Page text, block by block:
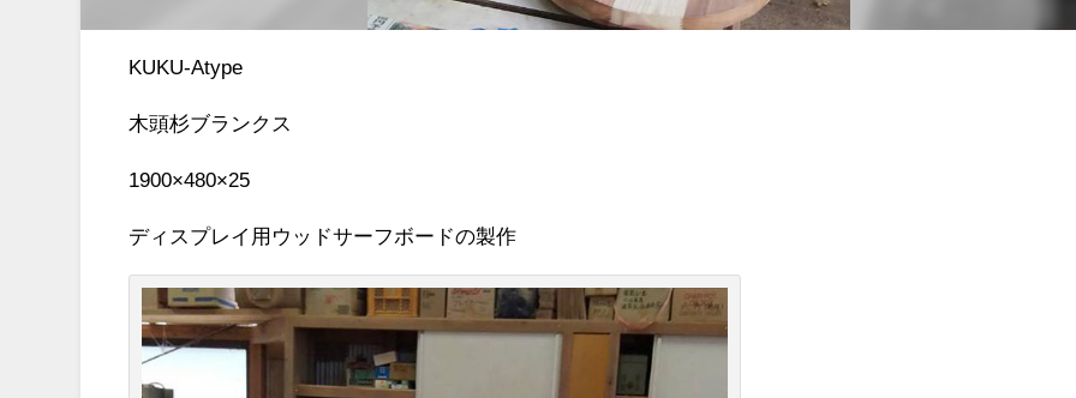
KUKU-Atype
木頭杉ブランクス
1900×480×25
ディスプレイ用ウッドサーフボードの製作